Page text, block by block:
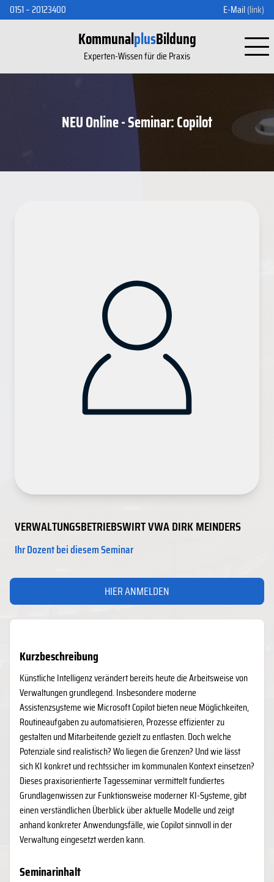
0151 – 20123400 E-Mail(link)
KommunalplusBildung
Experten-Wissen für die Praxis
NEU Online - Seminar: Copilot
VERWALTUNGSBETRIEBSWIRT VWA DIRK MEINDERS
Ihr Dozent bei diesem Seminar
HIER ANMELDEN
Kurzbeschreibung
Künstliche Intelligenz verändert bereits heute die Arbeitsweise von
Verwaltungen grundlegend. Insbesondere moderne
Assistenzsysteme wie Microsoft Copilot bieten neue Möglichkeiten,
Routineaufgaben zu automatisieren, Prozesse effizienter zu
gestalten und Mitarbeitende gezielt zu entlasten. Doch welche
Potenziale sind realistisch? Wo liegen die Grenzen? Und wie lässt
sich KI konkret und rechtssicher im kommunalen Kontext einsetzen?
Dieses praxisorientierte Tagesseminar vermittelt fundiertes
Grundlagenwissen zur Funktionsweise moderner KI-Systeme, gibt
einen verständlichen Überblick über aktuelle Modelle und zeigt
anhand konkreter Anwendungsfälle, wie Copilot sinnvoll in der
Verwaltung eingesetzt werden kann.
Seminarinhalt